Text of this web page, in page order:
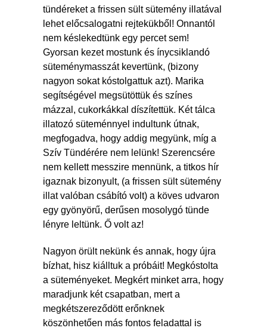
tündéreket a frissen sült sütemény illatával
lehet előcsalogatni rejtekükből! Onnantól
nem késlekedtünk egy percet sem!
Gyorsan kezet mostunk és ínycsiklandó
süteménymasszát kevertünk, (bizony
nagyon sokat kóstolgattuk azt). Marika
segítségével megsütöttük és színes
mázzal, cukorkákkal díszítettük. Két tálca
illatozó süteménnyel indultunk útnak,
megfogadva, hogy addig megyünk, míg a
Szív Tündérére nem lelünk! Szerencsére
nem kellett messzire mennünk, a titkos hír
igaznak bizonyult, (a frissen sült sütemény
illat valóban csábító volt) a köves udvaron
egy gyönyörű, derűsen mosolygó tünde
lényre leltünk. Ő volt az!
Nagyon örült nekünk és annak, hogy újra
bízhat, hisz kiálltuk a próbáit! Megkóstolta
a süteményeket. Megkért minket arra, hogy
maradjunk két csapatban, mert a
megkétszereződött erőnknek
köszönhetően más fontos feladattal is